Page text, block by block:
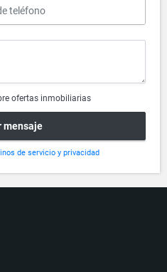
ofertas inmobiliarias
mensaje
de servicio y privacidad